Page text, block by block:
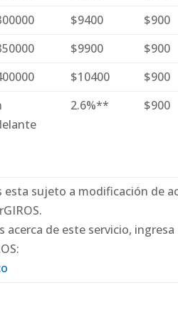
$9400
$900
$9900
$900
$10400
$900
2.6%** $900
esta sujeto a modificación de
acerca de este servicio,